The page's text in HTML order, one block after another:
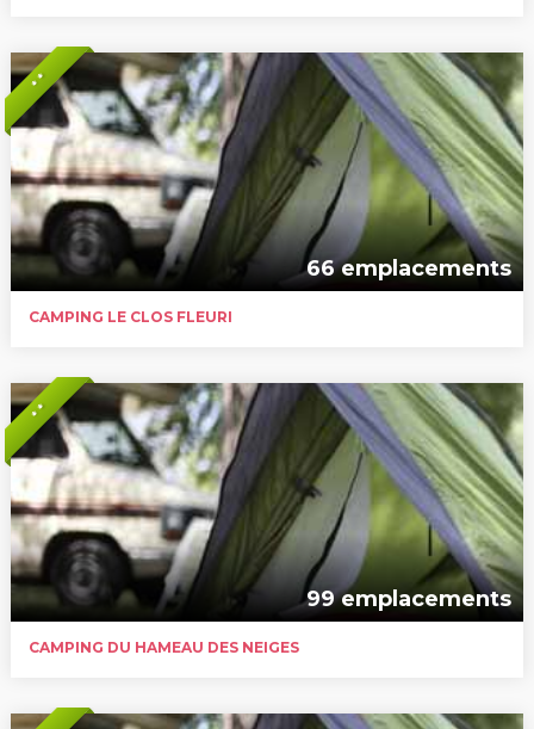
* *
66 emplacements
CAMPING LE CLOS FLEURI
* *
99 emplacements
CAMPING DU HAMEAU DES NEIGES